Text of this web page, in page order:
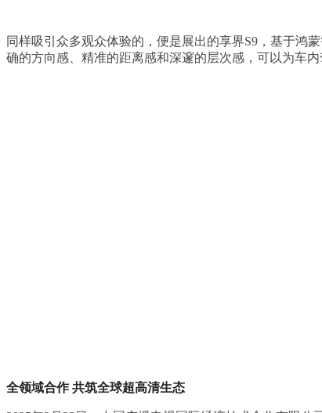
同样吸引众多观众体验的，便是展出的享界S9，基于鸿
确的方向感、精准的距离感和深邃的层次感，可以为车
全领域合作共筑全球超高清生态